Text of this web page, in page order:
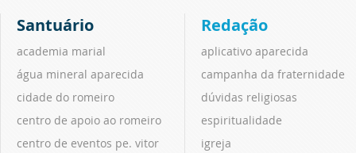
Santuário
academia marial
água mineral aparecida
cidade do romeiro
centro de apoio ao romeiro
centro de eventos pe. vitor
Redação
aplicativo aparecida
campanha da fraternidade
dúvidas religiosas
espiritualidade
igreja